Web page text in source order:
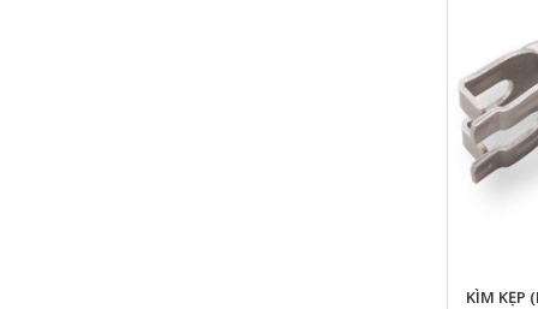
KÌM KẸP